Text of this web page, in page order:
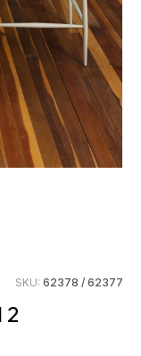
SKU: 62378 / 62377
2